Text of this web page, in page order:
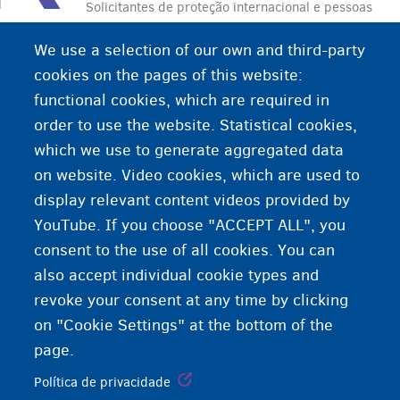
Solicitantes de proteção internacional e pessoas
voluntariamente ao seu país de origem a qualquer
momento. A Fedasil é a agência que irá ajudá-los:
eles recebem uma passagem aérea e o apoio
necessário durante a viagem.
We use a selection of our own and third-party
cookies on the pages of this website:
functional cookies, which are required in
order to use the website. Statistical cookies,
which we use to generate aggregated data
on website. Video cookies, which are used to
display relevant content videos provided by
YouTube. If you choose "ACCEPT ALL", you
consent to the use of all cookies. You can
also accept individual cookie types and
revoke your consent at any time by clicking
on "Cookie Settings" at the bottom of the
page.
Política de privacidade